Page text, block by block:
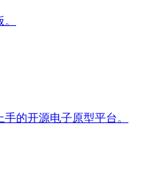
的开源电子原型平台。